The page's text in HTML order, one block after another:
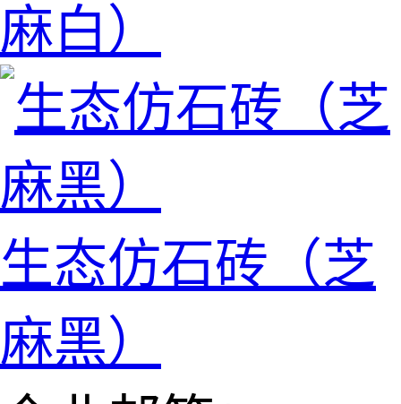
麻白）
生态仿石砖（芝
麻黑）